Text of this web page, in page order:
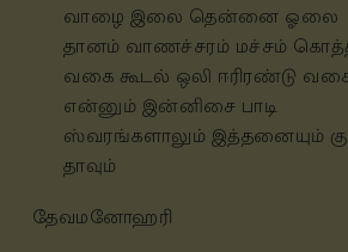
வாழை இலை தென்னை ஓலை
தானம் வாணச்சரம் மச்சம்
வகை கூடல் ஒலி ஈரிரண்டு
என்னும் இன்னிசை பாடி
ஸ்வரங்களாலும் இத்தனையும்
தாவும்
தேவமனோஹரி